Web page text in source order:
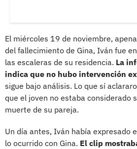
El miércoles 19 de noviembre,
del fallecimiento de Gina, Iván fue
las escaleras de su residencia. La
indica que no hubo intervención
sigue bajo análisis. Lo que sí
que el joven no estaba considerado
muerte de su pareja.
Un día antes, Iván había expresado
lo ocurrido con Gina. El clip